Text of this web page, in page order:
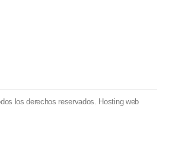
los derechos reservados. Hosting web